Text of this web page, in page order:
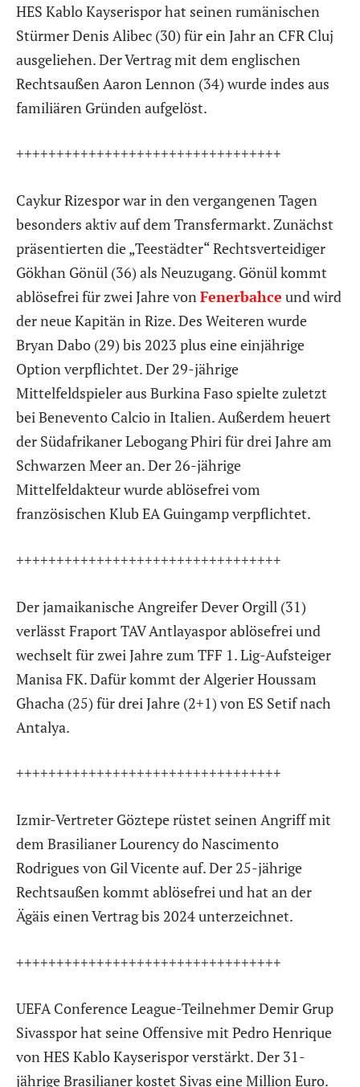
HES Kablo Kayserispor hat seinen rumänischen
Stürmer Denis Alibec (30) für ein Jahr an CFR Cluj
ausgeliehen. Der Vertrag mit dem englischen
Rechtsaußen Aaron Lennon (34) wurde indes aus
familiären Gründen aufgelöst.
+++++++++++++++++++++++++++++++++
Caykur Rizespor war in den vergangenen Tagen
besonders aktiv auf dem Transfermarkt. Zunächst
präsentierten die „Teestädter“ Rechtsverteidiger
Gökhan Gönül (36) als Neuzugang. Gönül kommt
ablösefrei für zwei Jahre vonFenerbahce und wird
der neue Kapitän in Rize. Des Weiteren wurde
Bryan Dabo (29) bis 2023 plus eine einjährige
Option verpflichtet. Der 29-jährige
Mittelfeldspieler aus Burkina Faso spielte zuletzt
bei Benevento Calcio in Italien. Außerdem heuert
der Südafrikaner Lebogang Phiri für drei Jahre am
Schwarzen Meer an. Der 26-jährige
Mittelfeldakteur wurde ablösefrei vom
französischen Klub EA Guingamp verpflichtet.
+++++++++++++++++++++++++++++++++
Der jamaikanische Angreifer Dever Orgill (31)
verlässt Fraport TAV Antlayaspor ablösefrei und
wechselt für zwei Jahre zum TFF 1. Lig-Aufsteiger
Manisa FK. Dafür kommt der Algerier Houssam
Ghacha (25) für drei Jahre (2+1) von ES Setif nach
Antalya.
+++++++++++++++++++++++++++++++++
Izmir-Vertreter Göztepe rüstet seinen Angriff mit
dem Brasilianer Lourency do Nascimento
Rodrigues von Gil Vicente auf. Der 25-jährige
Rechtsaußen kommt ablösefrei und hat an der
Ägäis einen Vertrag bis 2024 unterzeichnet.
+++++++++++++++++++++++++++++++++
UEFA Conference League-Teilnehmer Demir Grup
Sivasspor hat seine Offensive mit Pedro Henrique
von HES Kablo Kayserispor verstärkt. Der 31-
jährige Brasilianer kostet Sivas eine Million Euro.